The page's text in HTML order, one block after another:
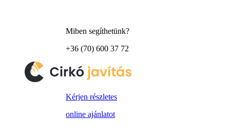
Miben segíthetünk?
+36 (70) 600 37 72
Kérjen részletes
online ajánlatot